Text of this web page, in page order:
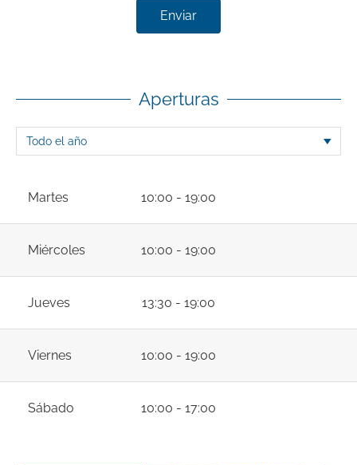
Enviar
Aperturas
Martes 10:00 - 19:00
Miércoles 10:00 - 19:00
Jueves 13:30 - 19:00
Viernes 10:00 - 19:00
Sábado 10:00 - 17:00